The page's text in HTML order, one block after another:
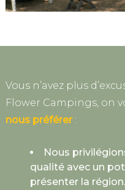
Vous n’avez plus
Flower Campings, on
nous préférer:
Nous
qualité avec un
présenter la région.